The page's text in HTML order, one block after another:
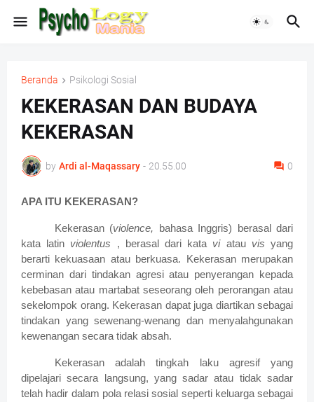
Beranda Psikologi Sosial
KEKERASAN DAN BUDAYA
KEKERASAN
by Ardi al-Maqassary - 20.55.00 0
APA ITU KEKERASAN?
Kekerasan (violence, bahasa Inggris) berasal dari
kata latin violentus , berasal dari kata viatau vis yang
berarti kekuasaan atau berkuasa. Kekerasan merupakan
cerminan dari tindakan agresi atau penyerangan kepada
kebebasan atau martabat seseorang oleh perorangan atau
sekelompok orang. Kekerasan dapat juga diartikan sebagai
tindakan yang sewenang-wenang dan menyalahgunakan
kewenangan secara tidak absah.
Kekerasan adalah tingkah laku agresif yang
dipelajari secara langsung, yang sadar atau tidak sadar
telah hadir dalam pola relasi sosial seperti keluarga sebagai